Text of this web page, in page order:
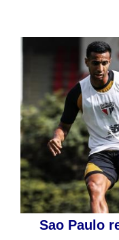
Sao Paulo